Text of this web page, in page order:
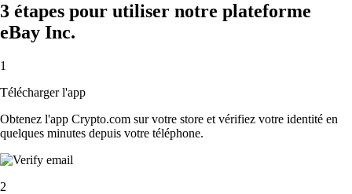
3 étapes pour utiliser notre plateforme
eBay Inc.
1
Télécharger l'app
Obtenez l'app Crypto.com sur votre store et vérifiez votre identité en
quelques minutes depuis votre téléphone.
2